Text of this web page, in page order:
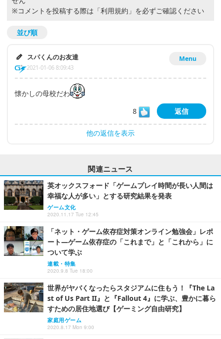
※コメントを投稿する際は 「利用規約」 を必ずご確認ください
並び順
Menu
スパくんのお友達
2021-01-06 8:09:43
懐かしの母校だわ
8
返信
他の返信を表示
関連ニュース
英オックスフォード「ゲームプレイ時間が長い人間は
幸福な人が多い」とする研究結果を発表
ゲーム文化
2020.11.17 Tue 12:45
「ネット・ゲーム依存症対策オンライン勉強会」レポ
ート―ゲーム依存症の「これまで」と「これから」に
ついて学ぶ
連載・特集
2020.9.8 Tue 18:00
世界がヤバくなったらスタジアムに住もう！『The La
st of Us Part II』と『Fallout 4』に学ぶ、豊かに暮ら
すための居住地選び【ゲーミング自由研究】
家庭用ゲーム
2020.8.17 Mon 9:00